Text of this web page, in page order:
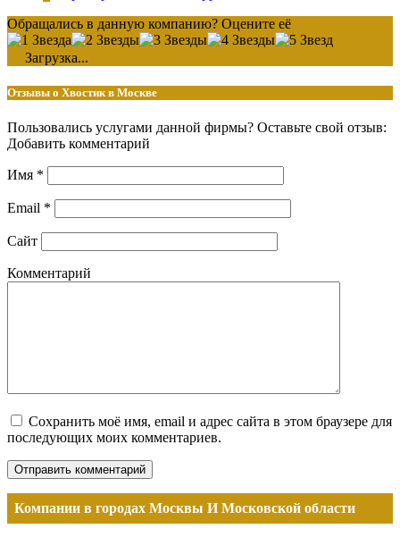
Обращались в данную компанию? Оцените её
Загрузка...
Отзывы о Хвостик в Москве
Пользовались услугами данной фирмы? Оставьте свой отзыв:
Добавить комментарий
Имя *
Email *
Сайт
Комментарий
Сохранить моё имя, email и адрес сайта в этом браузере для
последующих моих комментариев.
Компании в городах Москвы И Московской области